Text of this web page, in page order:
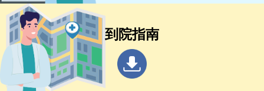
到院指南